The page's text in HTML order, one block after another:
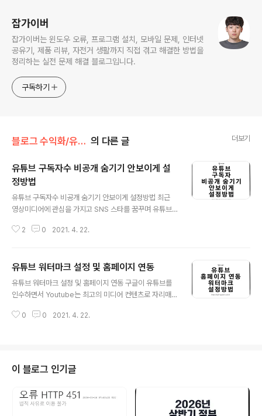
잡가이버
잡가이버는 윈도우 오류, 프로그램 설치, 모바일 문제, 인터넷
공유기, 제품 리뷰, 자전거 생활까지 직접 겪고 해결한 방법을
정리하는 실전 문제 해결 블로그입니다.
구독하기
블로그 수익화/유튜브 의 다른 글 더보기
유튜브 구독자수 비공개 숨기기 안보이게 설
정방법
유튜브 구독자수 비공개 숨기기 안보이게 설정방법 최근
영상미디어에 관심을 가지고 SNS 스타를 꿈꾸며 유튜브
한 스타성 뿐만 아니라 애드센스 연동으로 인한 광고 수익
튜브 구독자수 및 조회수라고 할 수 있는데 시작한지 얼마
되지 않은 경우 자신의 유튜브 구독자수 보이는것이 단점
이 되는 경우가 있습니다. 그런분들을 위한 유튜브 구독자
독정보 비공개 설정 유튜브 계정에 로그인합니다. 우측상
2 0 2021. 4. 22.
유튜브 워터마크 설정 및 홈페이지 연동
유튜브 워터마크 설정 및 홈페이지 연동 구글이 유튜브를
인수하면서 Youtube는 최고의 미디어 컨텐츠로 자리매김
위는 유튜브라고 할 수 있을만큼 많은 미디어 자료가 넘처
보효과를 극대화 할 수 있습니다. 유튜브 홈페이지 연동 가
장먼저 유튜브 채널을 홈페이지와 블랜딩하는 방법을 알아
보겠습니다. 유튜브 계정에 접속 후 Youtube 스튜디오로
들어갑니다. 설정항목에서 기타설정 -> 고급채널 설정으
로 들어갑니다. 이를 통해 구글 애드워즈 계정과 연동해 동
0 0 2021. 4. 22.
이 블로그 인기글